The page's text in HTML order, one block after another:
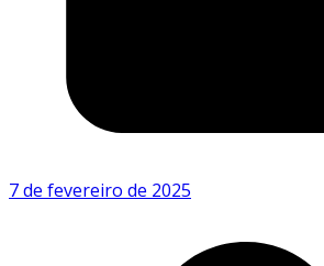
7 de fevereiro de 2025